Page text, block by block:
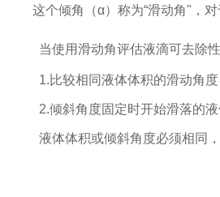
这个倾角（α）称为“滑动角"，
当使用滑动角评估液滴可去除
1.比较相同液体体积的滑动角度
2.倾斜角度固定时开始滑落的
液体体积或倾斜角度必须相同